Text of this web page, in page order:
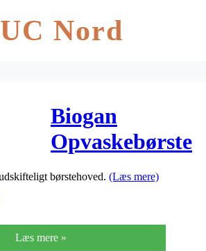
Nord
Biogan
Opvaskebørste
M. Udskiftelig
stk
børstehoved. (Læs mere)
Læs mere »